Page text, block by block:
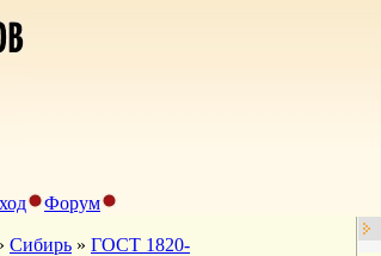
Форум
Сибирь » ГОСТ 1820-